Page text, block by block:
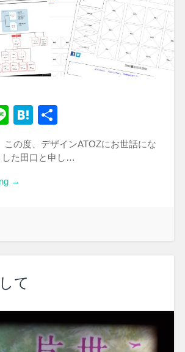
LineHatena
有
この度、デザインATOZにお世話にな
した田口と申し…
→
て